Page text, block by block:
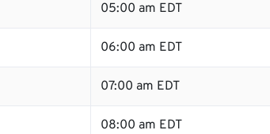
05:00 am EDT
06:00 am EDT
07:00 am EDT
08:00 am EDT